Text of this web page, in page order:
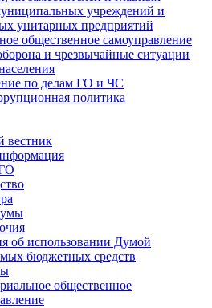
учреждений и
унитарных предприятий
общественное самоуправление
и чрезвычайные ситуации
по делам ГО и ЧС
политика
вестник
об использовании Думой
бюджетных средств
общественное